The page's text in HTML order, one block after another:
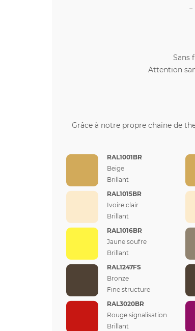
Sans
Attention
Grâce à notre propre chaîne de
RAL1001BR
Beige
Brillant
RAL1015BR
Ivoire clair
Brillant
RAL1016BR
Jaune soufre
Brillant
RAL1247FS
Bronze
Fine structure
RAL3020BR
Rouge signalisation
Brillant